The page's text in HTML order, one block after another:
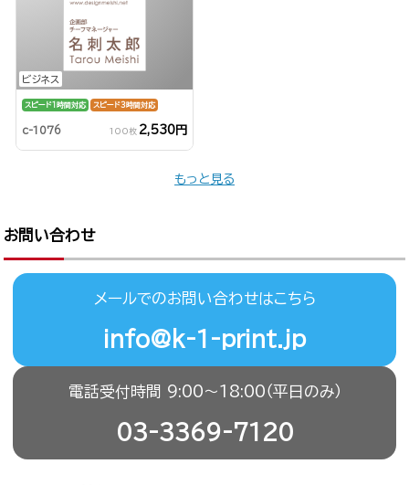
ビジネス
スピード1時間対応 スピード3時間対応
c-1076 100枚 2,530円
もっと見る
お問い合わせ
メールでのお問い合わせはこちら
info@k-1-print.jp
電話受付時間 9:00〜18:00（平日のみ）
03-3369-7120